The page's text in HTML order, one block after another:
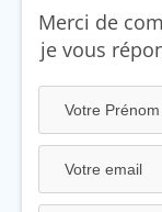
Merci de
je vous